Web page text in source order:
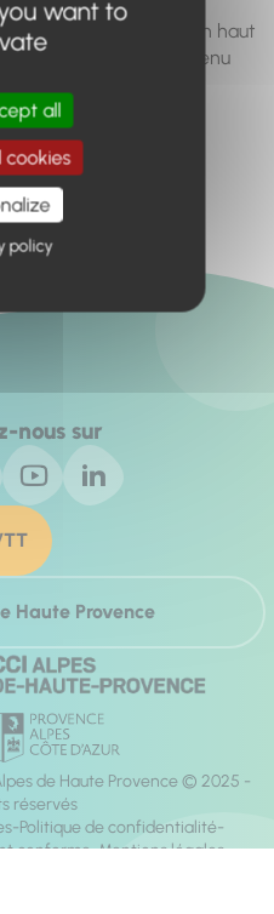
moteur de recherche en haut
pour trouver le contenu
l'accueil
nous sur
Haute Provence
de Haute Provence © 2025 -
réservés
Politique de confidentialité
conforme Mentions légales
want to
all
cookies
policy